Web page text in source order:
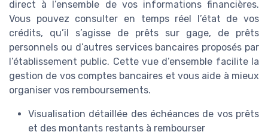
direct à l’ensemble de vos informations financières.
Vous pouvez consulter en temps réel l’état de vos
crédits, qu’il s’agisse de prêts sur gage, de prêts
personnels ou d’autres services bancaires proposés par
l’établissement public. Cette vue d’ensemble facilite la
gestion de vos comptes bancaires et vous aide à mieux
organiser vos remboursements.
Visualisation détaillée des échéances de vos prêts
et des montants restants à rembourser